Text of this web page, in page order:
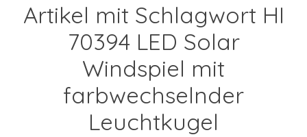
Artikel mit Schlagwort HI
70394 LED Solar
Windspiel mit
farbwechselnder
Leuchtkugel